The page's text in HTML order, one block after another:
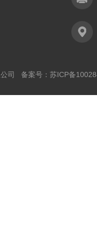
司 备案号： 苏ICP备